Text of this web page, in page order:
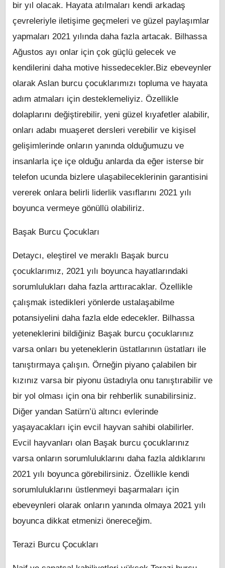
bir yıl olacak. Hayata atılmaları kendi arkadaş
çevreleriyle iletişime geçmeleri ve güzel paylaşımlar
yapmaları 2021 yılında daha fazla artacak. Bilhassa
Ağustos ayı onlar için çok güçlü gelecek ve
kendilerini daha motive hissedecekler.Biz ebeveynler
olarak Aslan burcu çocuklarımızı topluma ve hayata
adım atmaları için desteklemeliyiz. Özellikle
dolaplarını değiştirebilir, yeni güzel kıyafetler alabilir,
onları adabı muaşeret dersleri verebilir ve kişisel
gelişimlerinde onların yanında olduğumuzu ve
insanlarla içe içe olduğu anlarda da eğer isterse bir
telefon ucunda bizlere ulaşabileceklerinin garantisini
vererek onlara belirli liderlik vasıflarını 2021 yılı
boyunca vermeye gönüllü olabiliriz.
Başak Burcu Çocukları
Detaycı, eleştirel ve meraklı Başak burcu
çocuklarımız, 2021 yılı boyunca hayatlarındaki
sorumlulukları daha fazla arttıracaklar. Özellikle
çalışmak istedikleri yönlerde ustalaşabilme
potansiyelini daha fazla elde edecekler. Bilhassa
yeteneklerini bildiğiniz Başak burcu çocuklarınız
varsa onları bu yeteneklerin üstatlarının üstatları ile
tanıştırmaya çalışın. Örneğin piyano çalabilen bir
kızınız varsa bir piyonu üstadıyla onu tanıştırabilir ve
bir yol olması için ona bir rehberlik sunabilirsiniz.
Diğer yandan Satürn’ü altıncı evlerinde
yaşayacakları için evcil hayvan sahibi olabilirler.
Evcil hayvanları olan Başak burcu çocuklarınız
varsa onların sorumluluklarını daha fazla aldıklarını
2021 yılı boyunca görebilirsiniz. Özellikle kendi
sorumluluklarını üstlenmeyi başarmaları için
ebeveynleri olarak onların yanında olmaya 2021 yılı
boyunca dikkat etmenizi önereceğim.
Terazi Burcu Çocukları